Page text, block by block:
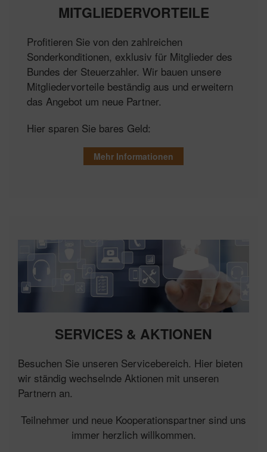
MITGLIEDERVORTEILE
Profitieren Sie von den zahlreichen
Sonderkonditionen, exklusiv für Mitglieder des
Bundes der Steuerzahler. Wir bauen unsere
Mitgliedervorteile beständig aus und erweitern
das Angebot um neue Partner.
Hier sparen Sie bares Geld:
Mehr Informationen
SERVICES & AKTIONEN
Besuchen Sie unseren Servicebereich. Hier bieten
wir ständig wechselnde Aktionen mit unseren
Partnern an.
Teilnehmer und neue Kooperationspartner sind uns
immer herzlich willkommen.